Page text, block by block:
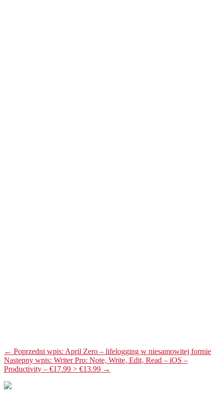
← Poprzedni wpis: April Zero – lifelogging w niesamowitej formie
Następny wpis: Writer Pro: Note, Write, Edit, Read – iOS –
Productivity – €17.99 > €13.99 →